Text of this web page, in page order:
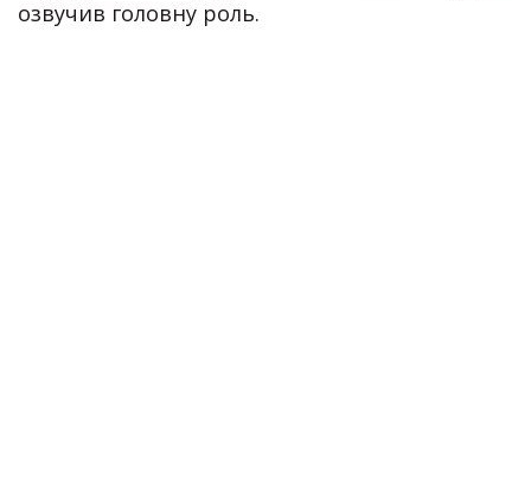
озвучив головну роль.